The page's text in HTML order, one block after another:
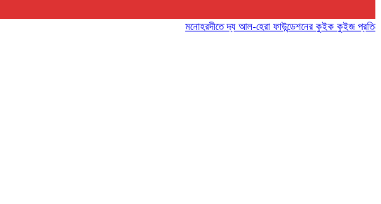
মনোহরদীতে দ্য আল-হেরা ফাউন্ডেশনের কুইক কুইজ প্রতিযোগিতা